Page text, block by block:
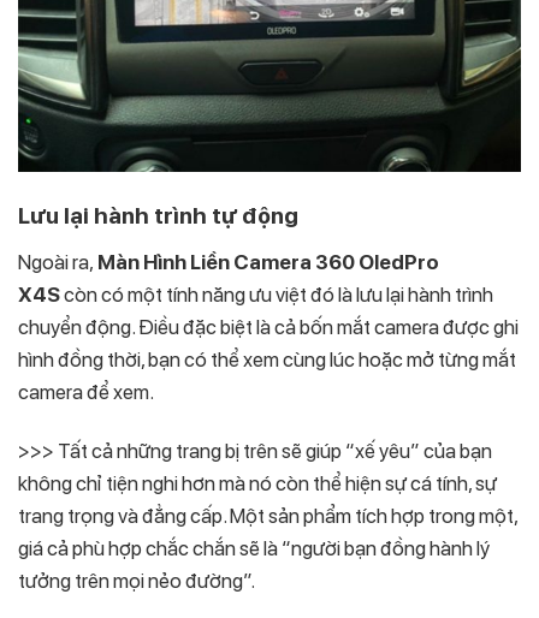
Lưu lại hành trình tự động
Ngoài ra, Màn Hình Liền Camera 360 OledPro
X4Scòn có một tính năng ưu việt đó là lưu lại hành trình
chuyển động. Điều đặc biệt là cả bốn mắt camera được ghi
hình đồng thời, bạn có thể xem cùng lúc hoặc mở từng mắt
camera để xem.
>>> Tất cả những trang bị trên sẽ giúp “xế yêu” của bạn
không chỉ tiện nghi hơn mà nó còn thể hiện sự cá tính, sự
trang trọng và đẳng cấp. Một sản phẩm tích hợp trong một,
giá cả phù hợp chắc chắn sẽ là “người bạn đồng hành lý
tưởng trên mọi nẻo đường”.